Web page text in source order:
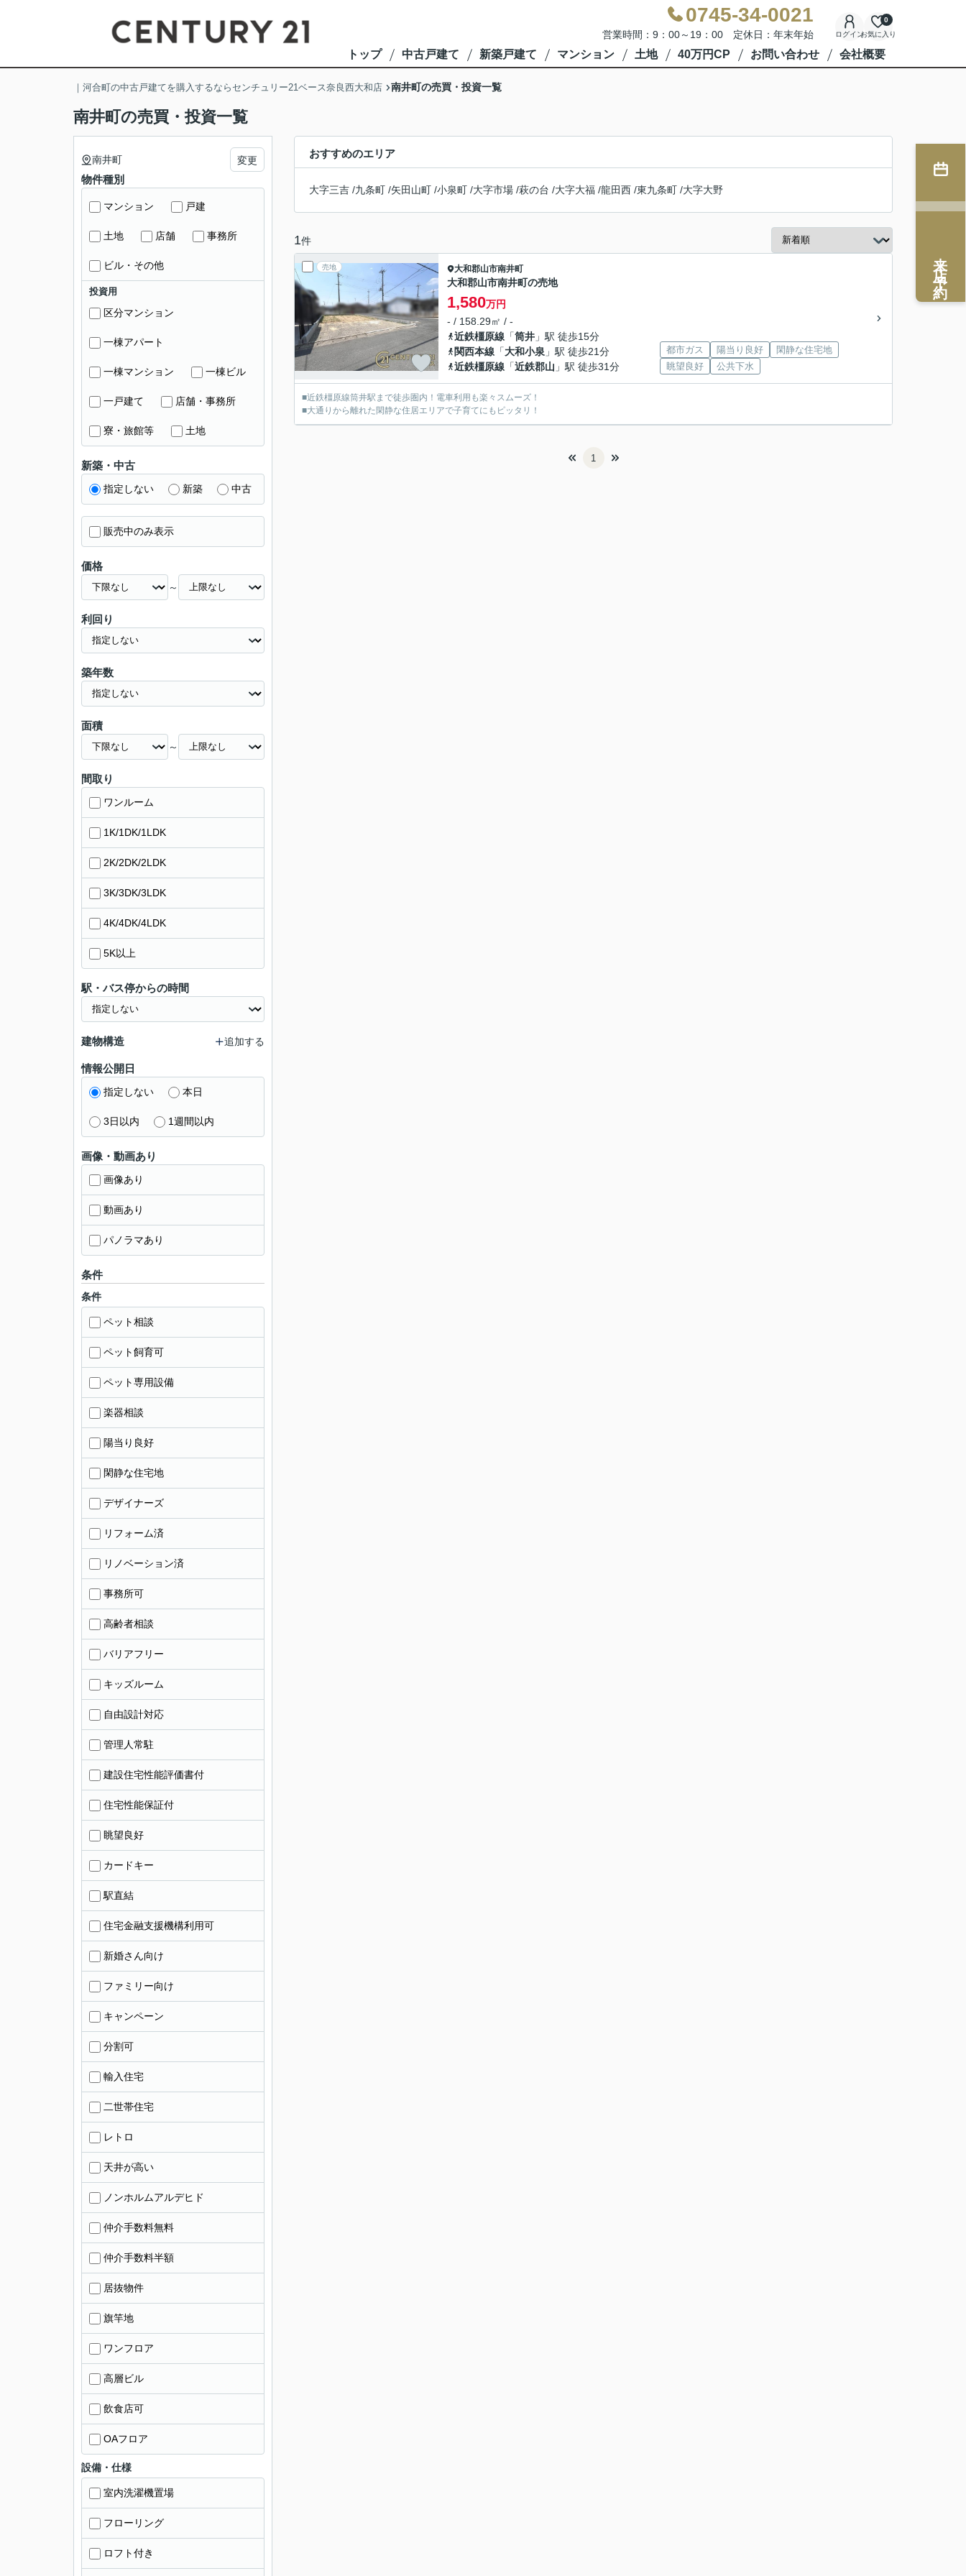
0745-34-0021
営業時間：9：00～19：00 定休日：年末年始 ログインお気に入り
0
トップ 中古戸建て 新築戸建て マンション 土地 40万円CP お問い合わせ 会社概要
｜河合町の中古戸建てを購入するならセンチュリー21ベース奈良西大和店 南井町の売買・投資一覧
南井町の売買・投資一覧
おすすめのエリア
大字三吉 /九条町 /矢田山町 /小泉町 /大字市場 /萩の台 /大字大福 /龍田西 /東九条町 /大字大野
1件
売地 大和郡山市南井町
大和郡山市南井町の売地
1,580万円
- / 158.29㎡ / -
近鉄橿原線 「筒井 」駅 徒歩15分
関西本線 「大和小泉 」駅 徒歩21分
近鉄橿原線 「近鉄郡山 」駅 徒歩31分
都市ガス 陽当り良好
閑静な住宅地
眺望良好
公共下水
■近鉄橿原線筒井駅まで徒歩圏内！電車利用も楽々スムーズ！
■大通りから離れた閑静な住居エリアで子育てにもピッタリ！
1
南井町 変更
物件種別
マンション 戸建
土地 店舗 事務所
ビル・その他
投資用
区分マンション
一棟アパート
一棟マンション 一棟ビル
一戸建て 店舗・事務所
寮・旅館等 土地
新築・中古
指定しない 新築 中古
販売中のみ表示
価格
～
利回り
築年数
面積
～
間取り
ワンルーム
1K/1DK/1LDK
2K/2DK/2LDK
3K/3DK/3LDK
4K/4DK/4LDK
5K以上
駅・バス停からの時間
建物構造 追加する
情報公開日
指定しない 本日
3日以内 1週間以内
画像・動画あり
画像あり
動画あり
パノラマあり
条件
条件
ペット相談
ペット飼育可
ペット専用設備
楽器相談
陽当り良好
閑静な住宅地
デザイナーズ
リフォーム済
リノベーション済
事務所可
高齢者相談
バリアフリー
キッズルーム
自由設計対応
管理人常駐
建設住宅性能評価書付
住宅性能保証付
眺望良好
カードキー
駅直結
住宅金融支援機構利用可
新婚さん向け
ファミリー向け
キャンペーン
分割可
輸入住宅
二世帯住宅
レトロ
天井が高い
ノンホルムアルデヒド
仲介手数料無料
仲介手数料半額
居抜物件
旗竿地
ワンフロア
高層ビル
飲食店可
OAフロア
設備・仕様
室内洗濯機置場
フローリング
ロフト付き
来店予約